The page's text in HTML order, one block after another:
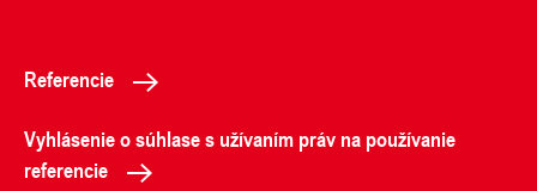
Referencie
Vyhlásenie o súhlase s užívaním práv na používanie
referencie